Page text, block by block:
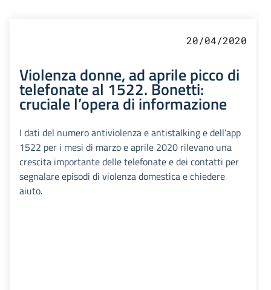
20/04/2020
Violenza donne, ad aprile picco di
telefonate al 1522. Bonetti:
cruciale l’opera di informazione
I dati del numero antiviolenza e antistalking e dell’app
1522 per i mesi di marzo e aprile 2020 rilevano una
crescita importante delle telefonate e dei contatti per
segnalare episodi di violenza domestica e chiedere
aiuto.